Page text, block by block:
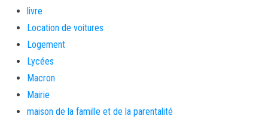
livre
Location de voitures
Logement
Lycées
Macron
Mairie
maison de la famille et de la parentalité